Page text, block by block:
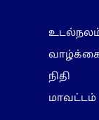
நிதி
மாவட்டம்